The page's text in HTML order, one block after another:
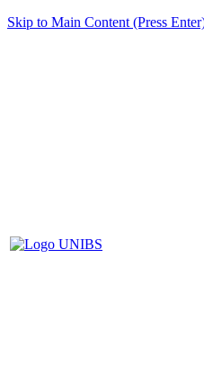
Skip to Main Content (Press